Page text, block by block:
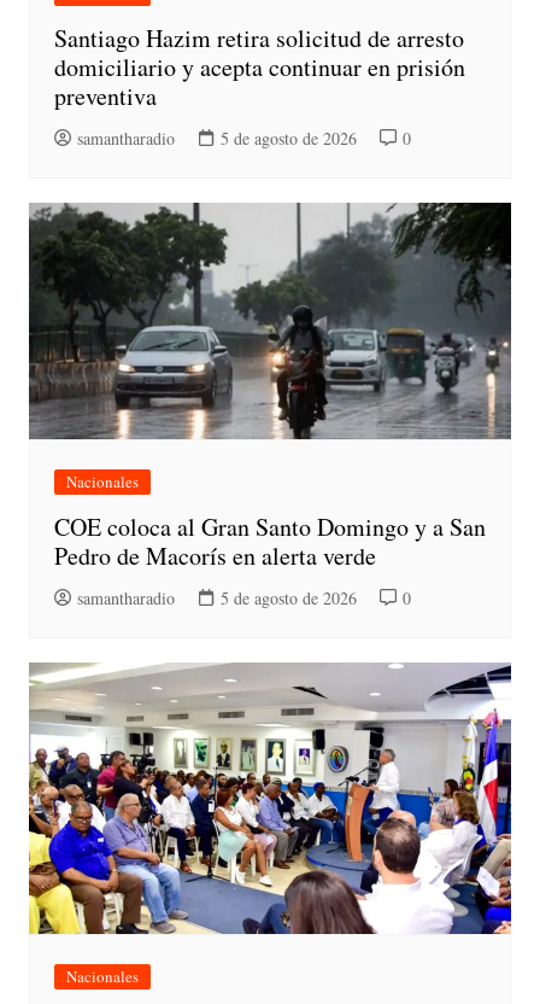
Santiago Hazim retira solicitud de arresto
domiciliario y acepta continuar en prisión
preventiva
samantharadio 5 de agosto de 2026 0
Nacionales
COE coloca al Gran Santo Domingo y a San
Pedro de Macorís en alerta verde
samantharadio 5 de agosto de 2026 0
Nacionales